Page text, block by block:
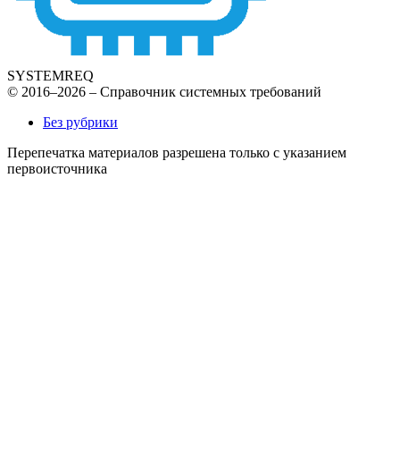
SYSTEMREQ
© 2016–2026 – Справочник системных требований
Без рубрики
Перепечатка материалов разрешена только с указанием
первоисточника